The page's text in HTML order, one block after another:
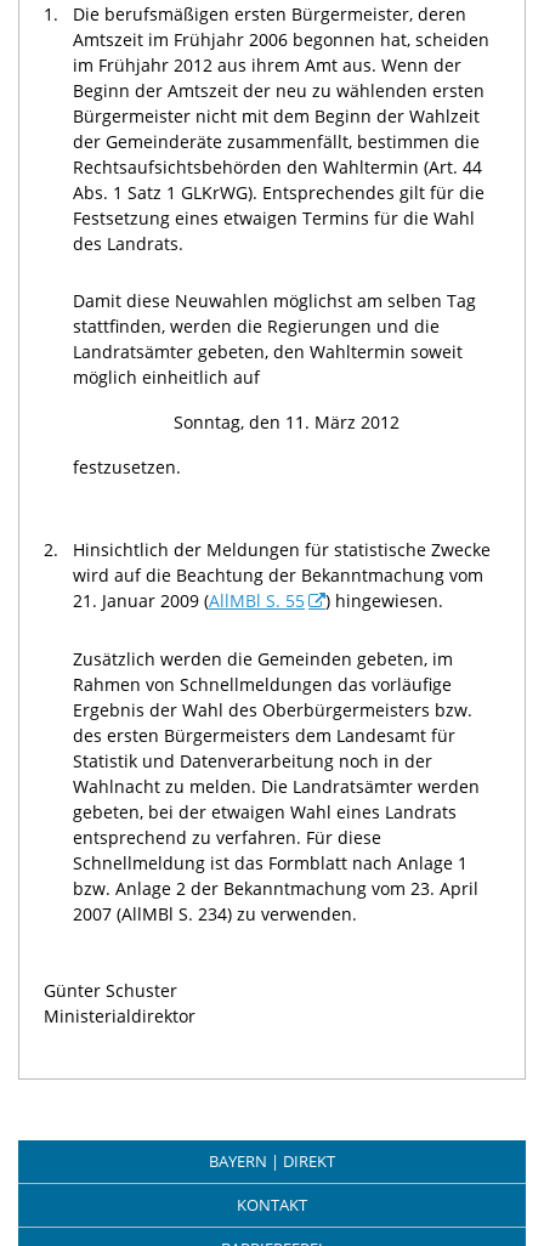
1.
Die berufsmäßigen ersten Bürgermeister, deren
Amtszeit im Frühjahr 2006 begonnen hat, scheiden
im Frühjahr 2012 aus ihrem Amt aus. Wenn der
Beginn der Amtszeit der neu zu wählenden ersten
Bürgermeister nicht mit dem Beginn der Wahlzeit
der Gemeinderäte zusammenfällt, bestimmen die
Rechtsaufsichtsbehörden den Wahltermin (Art. 44
Abs. 1 Satz 1 GLKrWG). Entsprechendes gilt für die
Festsetzung eines etwaigen Termins für die Wahl
des Landrats.
Damit diese Neuwahlen möglichst am selben Tag
stattfinden, werden die Regierungen und die
Landratsämter gebeten, den Wahltermin soweit
möglich einheitlich auf
Sonntag, den 11. März 2012
festzusetzen.
2.
Hinsichtlich der Meldungen für statistische Zwecke
wird auf die Beachtung der Bekanntmachung vom
21. Januar 2009 (AllMBl S. 55 ) hingewiesen.
Zusätzlich werden die Gemeinden gebeten, im
Rahmen von Schnellmeldungen das vorläufige
Ergebnis der Wahl des Oberbürgermeisters bzw.
des ersten Bürgermeisters dem Landesamt für
Statistik und Datenverarbeitung noch in der
Wahlnacht zu melden. Die Landratsämter werden
gebeten, bei der etwaigen Wahl eines Landrats
entsprechend zu verfahren. Für diese
Schnellmeldung ist das Formblatt nach Anlage 1
bzw. Anlage 2 der Bekanntmachung vom 23. April
2007 (AllMBl S. 234) zu verwenden.
Günter Schuster
Ministerialdirektor
BAYERN | DIREKT
KONTAKT